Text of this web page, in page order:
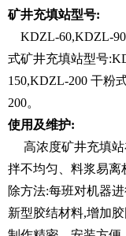
矿井充填站型号:
KDZL-60,KDZL-
式矿井充填站型号
150,KDZL-200 干粉
200。
使用及维护:
高浓度矿井充填站
拌不均匀、料浆易离
除方法:每班对机器
新型胶结材料,增加